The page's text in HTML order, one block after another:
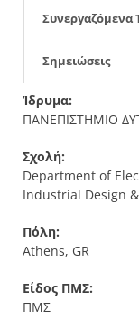
Συνεργαζόμενα
Σημειώσεις
Ίδρυμα:
ΠΑΝΕΠΙΣΤΗΜΙΟ
Σχολή:
Department of
Industrial Design
Πόλη:
Athens, GR
Είδος ΠΜΣ:
ΠΜΣ